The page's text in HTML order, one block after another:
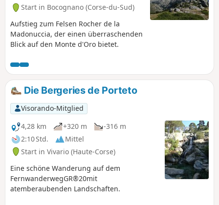
Start in Bocognano (Corse-du-Sud)
Aufstieg zum Felsen Rocher de la
Madonuccia, der einen überraschenden
Blick auf den Monte d'Oro bietet.
Die Bergeries de Porteto
Visorando-Mitglied
4,28 km
+320 m
-316 m
2:10 Std.
Mittel
Start in Vivario (Haute-Corse)
Eine schöne Wanderung auf dem
FernwanderwegGR®20mit
atemberaubenden Landschaften.